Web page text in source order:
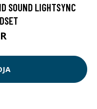
SOUND LIGHTSYNC